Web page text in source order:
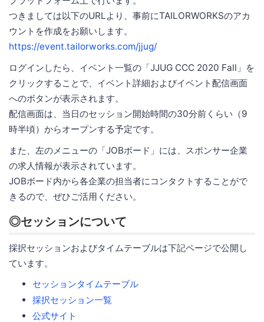
つきましては以下のURLより、事前にTAILORWORKSのアカ
ウントを作成をお願いします。
https://event.tailorworks.com/jjug/
ログインしたら、イベント一覧の「JJUG CCC 2020 Fall」を
クリックすることで、イベント詳細およびイベント配信画面
へのボタンが表示されます。
配信画面は、当日のセッション開始時間の30分前くらい（9
時半頃）からオープンする予定です。
また、左のメニューの「JOBボード」には、スポンサー企業
の求人情報が表示されています。
JOBボード内から各企業の担当者にコンタクトすることがで
きるので、ぜひご活用ください。
◎セッションについて
採択セッションおよびタイムテーブルは下記ページで公開し
ています。
セッションタイムテーブル
採択セッション一覧
公式サイト